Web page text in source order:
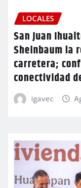
LOCALES
San Juan
Sheinbaum la
carretera;
conectividad
igavec